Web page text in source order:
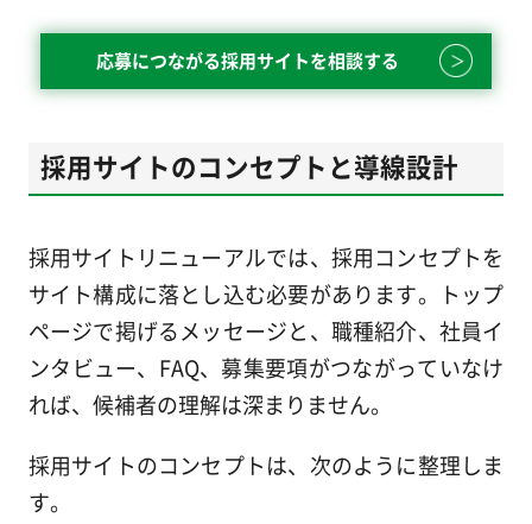
応募につながる採用サイトを相談する
採用サイトのコンセプトと導線設計
採用サイトリニューアルでは、採用コンセプトを
サイト構成に落とし込む必要があります。トップ
ページで掲げるメッセージと、職種紹介、社員イ
ンタビュー、FAQ、募集要項がつながっていなけ
れば、候補者の理解は深まりません。
採用サイトのコンセプトは、次のように整理しま
す。